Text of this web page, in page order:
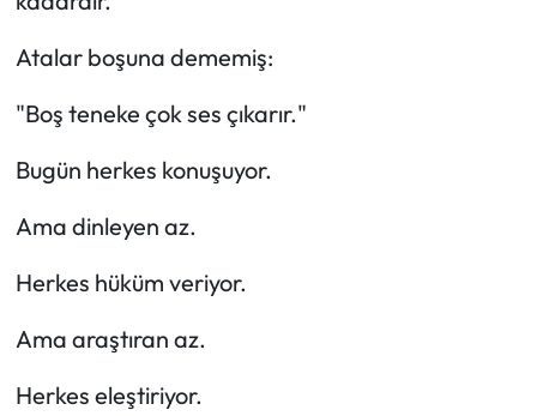
Atalar boşuna dememiş:
"Boş teneke çok ses çıkarır."
Bugün herkes konuşuyor.
Ama dinleyen az.
Herkes hüküm veriyor.
Ama araştıran az.
Herkes eleştiriyor.